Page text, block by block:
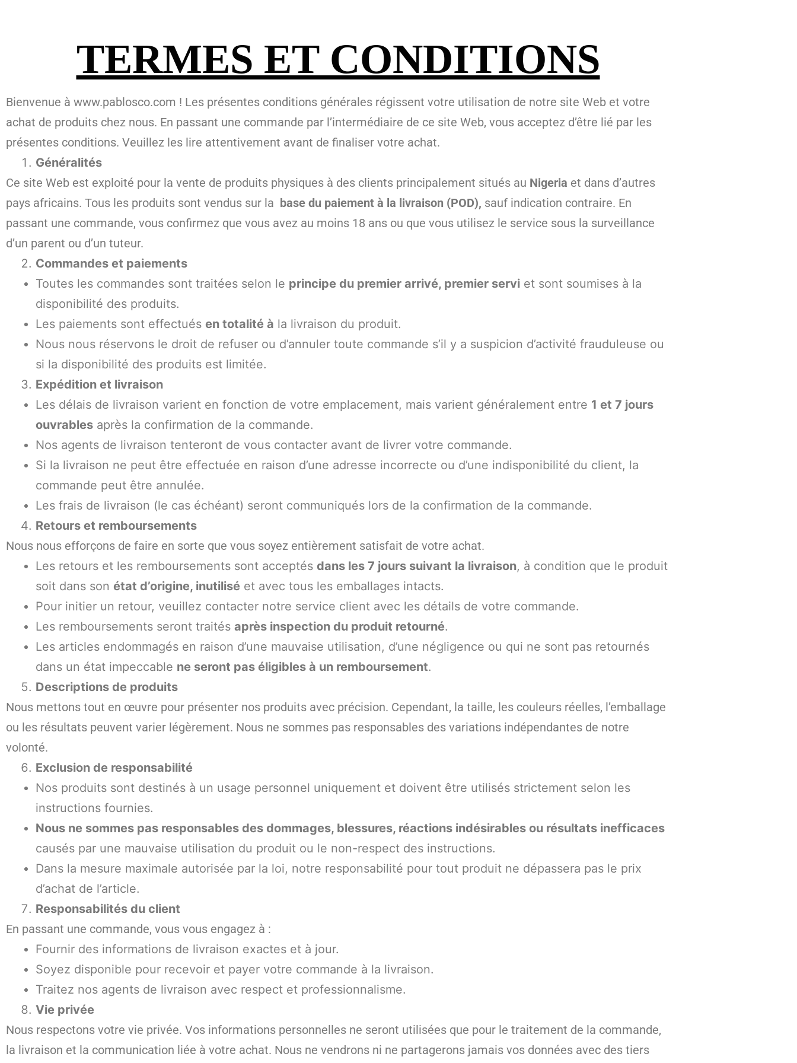
TERMES ET CONDITIONS
Bienvenue à www.pablosco.com ! Les présentes conditions générales régissent votre utilisation de notre site Web et votre
achat de produits chez nous. En passant une commande par l’intermédiaire de ce site Web, vous acceptez d’être lié par les
présentes conditions. Veuillez les lire attentivement avant de finaliser votre achat.
Généralités
Ce site Web est exploité pour la vente de produits physiques à des clients principalement situés au Nigeria et dans d’autres
pays africains. Tous les produits sont vendus sur la base du paiement à la livraison (POD), sauf indication contraire. En
passant une commande, vous confirmez que vous avez au moins 18 ans ou que vous utilisez le service sous la surveillance
d’un parent ou d’un tuteur.
Commandes et paiements
Toutes les commandes sont traitées selon le principe du premier arrivé, premier servi et sont soumises à la
disponibilité des produits.
Les paiements sont effectués en totalité à la livraison du produit.
Nous nous réservons le droit de refuser ou d’annuler toute commande s’il y a suspicion d’activité frauduleuse ou
si la disponibilité des produits est limitée.
Expédition et livraison
Les délais de livraison varient en fonction de votre emplacement, mais varient généralement entre 1 et 7 jours
ouvrables après la confirmation de la commande.
Nos agents de livraison tenteront de vous contacter avant de livrer votre commande.
Si la livraison ne peut être effectuée en raison d’une adresse incorrecte ou d’une indisponibilité du client, la
commande peut être annulée.
Les frais de livraison (le cas échéant) seront communiqués lors de la confirmation de la commande.
Retours et remboursements
Nous nous efforçons de faire en sorte que vous soyez entièrement satisfait de votre achat.
Les retours et les remboursements sont acceptés dans les 7 jours suivant la livraison, à condition que le produit
soit dans son état d’origine, inutilisé et avec tous les emballages intacts.
Pour initier un retour, veuillez contacter notre service client avec les détails de votre commande.
Les remboursements seront traités après inspection du produit retourné.
Les articles endommagés en raison d’une mauvaise utilisation, d’une négligence ou qui ne sont pas retournés
dans un état impeccable ne seront pas éligibles à un remboursement.
Descriptions de produits
Nous mettons tout en œuvre pour présenter nos produits avec précision. Cependant, la taille, les couleurs réelles, l’emballage
ou les résultats peuvent varier légèrement. Nous ne sommes pas responsables des variations indépendantes de notre
volonté.
Exclusion de responsabilité
Nos produits sont destinés à un usage personnel uniquement et doivent être utilisés strictement selon les
instructions fournies.
Nous ne sommes pas responsables des dommages, blessures, réactions indésirables ou résultats inefficaces
causés par une mauvaise utilisation du produit ou le non-respect des instructions.
Dans la mesure maximale autorisée par la loi, notre responsabilité pour tout produit ne dépassera pas le prix
d’achat de l’article.
Responsabilités du client
En passant une commande, vous vous engagez à :
Fournir des informations de livraison exactes et à jour.
Soyez disponible pour recevoir et payer votre commande à la livraison.
Traitez nos agents de livraison avec respect et professionnalisme.
Vie privée
Nous respectons votre vie privée. Vos informations personnelles ne seront utilisées que pour le traitement de la commande,
la livraison et la communication liée à votre achat. Nous ne vendrons ni ne partagerons jamais vos données avec des tiers